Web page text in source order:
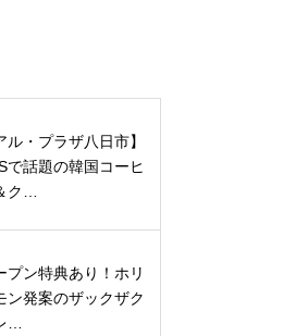
ル・プラザ八日市】
で話題の韓国コーヒ
ク…
プン特典あり！ホリ
ン発案のザックザク
…